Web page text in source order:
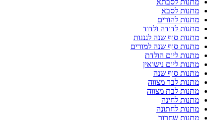
מתנות לסבתא
מתנות לסבא
מתנות להורים
מתנות לדודה ולדוד
מתנות סוף שנה לגננות
מתנות סוף שנה למורים
מתנות ליום הולדת
מתנות ליום נישואין
מתנות סוף שנה
מתנות לבר מצווה
מתנות לבת מצווה
מתנות לחינה
מתנות לחתונה
מתנות שחרור